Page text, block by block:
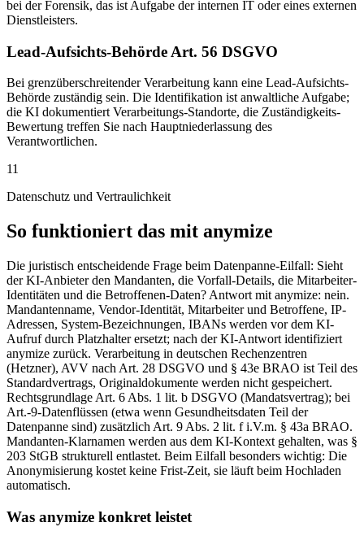
bei der Forensik, das ist Aufgabe der internen IT oder eines externen
Dienstleisters.
Lead-Aufsichts-Behörde Art. 56 DSGVO
Bei grenzüberschreitender Verarbeitung kann eine Lead-Aufsichts-
Behörde zuständig sein. Die Identifikation ist anwaltliche Aufgabe;
die KI dokumentiert Verarbeitungs-Standorte, die Zuständigkeits-
Bewertung treffen Sie nach Hauptniederlassung des
Verantwortlichen.
11
Datenschutz und Vertraulichkeit
So funktioniert das mit anymize
Die juristisch entscheidende Frage beim Datenpanne-Eilfall: Sieht
der KI-Anbieter den Mandanten, die Vorfall-Details, die Mitarbeiter-
Identitäten und die Betroffenen-Daten? Antwort mit anymize: nein.
Mandantenname, Vendor-Identität, Mitarbeiter und Betroffene, IP-
Adressen, System-Bezeichnungen, IBANs werden vor dem KI-
Aufruf durch Platzhalter ersetzt; nach der KI-Antwort identifiziert
anymize zurück. Verarbeitung in deutschen Rechenzentren
(Hetzner), AVV nach Art. 28 DSGVO und § 43e BRAO ist Teil des
Standardvertrags, Originaldokumente werden nicht gespeichert.
Rechtsgrundlage Art. 6 Abs. 1 lit. b DSGVO (Mandatsvertrag); bei
Art.-9-Datenflüssen (etwa wenn Gesundheitsdaten Teil der
Datenpanne sind) zusätzlich Art. 9 Abs. 2 lit. f i.V.m. § 43a BRAO.
Mandanten-Klarnamen werden aus dem KI-Kontext gehalten, was §
203 StGB strukturell entlastet. Beim Eilfall besonders wichtig: Die
Anonymisierung kostet keine Frist-Zeit, sie läuft beim Hochladen
automatisch.
Was anymize konkret leistet